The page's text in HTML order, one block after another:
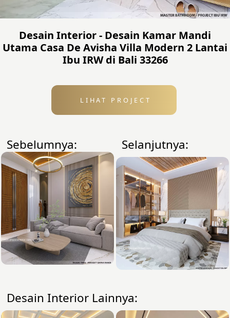
Desain Interior - Desain Kamar Mandi
Utama Casa De Avisha Villa Modern 2 Lantai
Ibu IRW di Bali 33266
LIHAT PROJECT
Sebelumnya: Selanjutnya:
Desain Interior Lainnya: